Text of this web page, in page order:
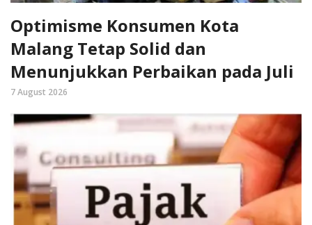
Optimisme Konsumen Kota
Malang Tetap Solid dan
Menunjukkan Perbaikan pada Juli
7 August 2026